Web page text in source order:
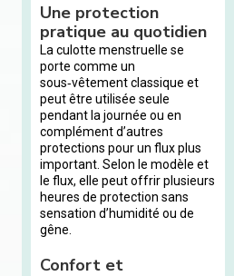
Une protection
pratique au quotidien
La culotte menstruelle se
porte comme un
sous‑vêtement classique et
peut être utilisée seule
pendant la journée ou en
complément d’autres
protections pour un flux plus
important. Selon le modèle et
le flux, elle peut offrir plusieurs
heures de protection sans
sensation d’humidité ou de
gêne.
Confort et